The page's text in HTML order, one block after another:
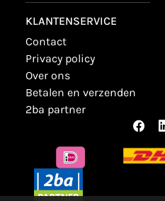
KLANTENSERVICE
contact
privacy policy
over ons
betalen en verzenden
2ba partner